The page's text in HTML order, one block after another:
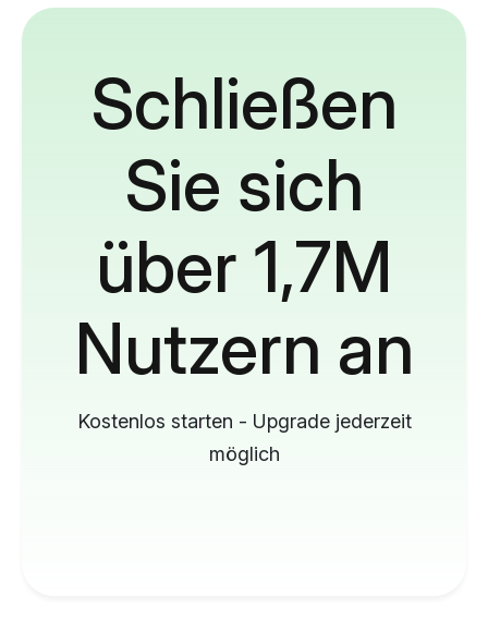
Schließen
Sie sich
über 1,7M
Nutzern an
Kostenlos starten - Upgrade jederzeit
möglich